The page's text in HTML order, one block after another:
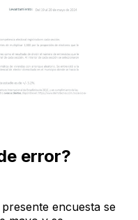
error?
encuesta se